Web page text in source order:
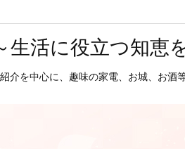
活に役立つ知恵
介を中心に、趣味の家電、お城、お酒